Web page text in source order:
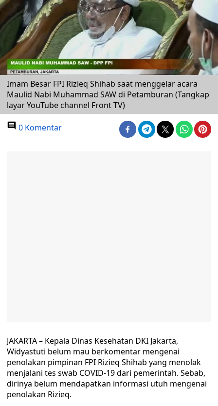
Imam Besar FPI Rizieq Shihab saat menggelar acara
Maulid Nabi Muhammad SAW di Petamburan (Tangkap
layar YouTube channel Front TV)
0 Komentar
JAKARTA – Kepala Dinas Kesehatan DKI Jakarta,
Widyastuti belum mau berkomentar mengenai
penolakan pimpinan FPI Rizieq Shihab yang menolak
menjalani tes swab COVID-19 dari pemerintah. Sebab,
dirinya belum mendapatkan informasi utuh mengenai
penolakan Rizieq.